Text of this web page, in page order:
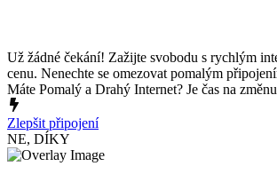
Už žádné čekání! Zažijte svobodu s rychlým
cenu. Nenechte se omezovat pomalým
Máte Pomalý a Drahý Internet? Je čas na
Zlepšit připojení
NE, DÍKY